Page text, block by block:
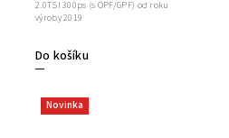
Do košíku
2.0TSI 300ps (s OPF/GPF) od roku
výroby 2019
Novinka